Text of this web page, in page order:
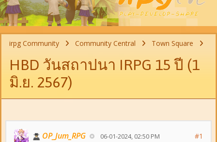
irpg Community Community Central Town Square
HBD วันสถาปนา IRPG 15 ปี (1
มิ.ย. 2567)
OP_Jum_RPG 06-01-2024, 02:50 PM #1